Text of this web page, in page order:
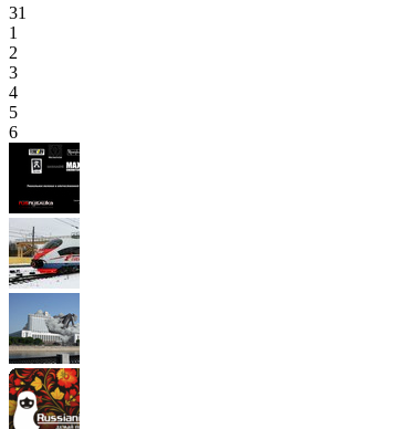
31
1
2
3
4
5
6